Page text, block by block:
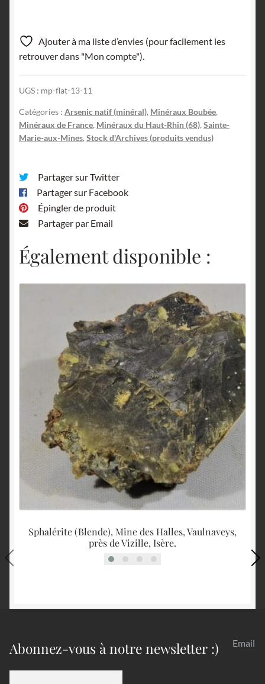
Ajouter à ma liste d’envies (pour facilement les
retrouver dans "Mon compte").
UGS : mp-flat-13-11
Catégories : Arsenic natif (minéral), Minéraux Boubée,
Minéraux de France, Minéraux du Haut-Rhin (68), Sainte-
Marie-aux-Mines, Stock d'Archives (produits vendus)
Partager sur Twitter
Partager sur Facebook
Épingler de produit
Partager par Email
Également disponible :
Sphalérite (Blende), Mine des Halles, Vaulnaveys,
près de Vizille, Isère.
Abonnez-vous à notre newsletter :) Email